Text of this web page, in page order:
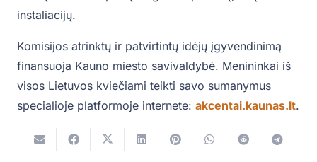
instaliacijų.
Komisijos atrinktų ir patvirtintų idėjų įgyvendinimą
finansuoja Kauno miesto savivaldybė. Menininkai iš
visos Lietuvos kviečiami teikti savo sumanymus
specialioje platformoje internete: akcentai.kaunas.lt.